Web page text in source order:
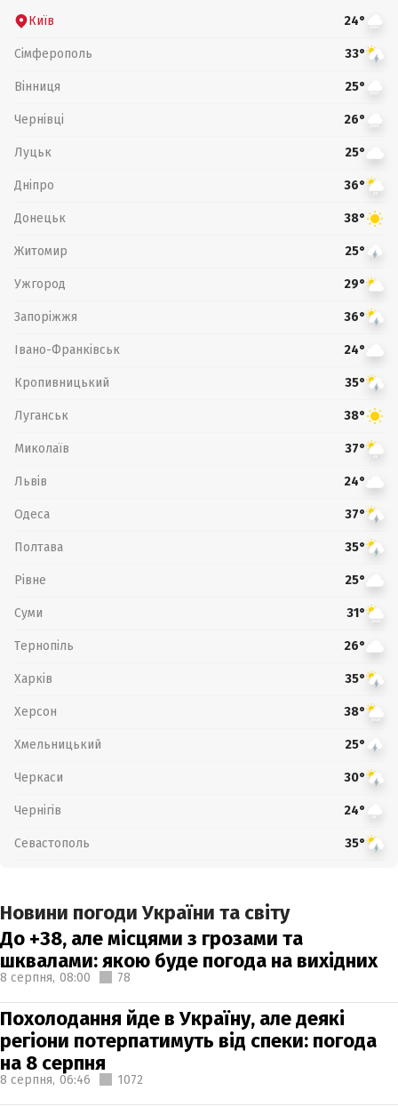
Київ 24°
Сімферополь 33°
Вінниця 25°
Чернівці 26°
Луцьк 25°
Дніпро 36°
Донецьк 38°
Житомир 25°
Ужгород 29°
Запоріжжя 36°
Івано-Франківськ 24°
Кропивницький 35°
Луганськ 38°
Миколаїв 37°
Львів 24°
Одеса 37°
Полтава 35°
Рівне 25°
Суми 31°
Тернопіль 26°
Харків 35°
Херсон 38°
Хмельницький 25°
Черкаси 30°
Чернігів 24°
Севастополь 35°
Новини погоди України та світу
До +38, але місцями з грозами та
шквалами: якою буде погода на вихідних
8 серпня, 08:00 78
Похолодання йде в Україну, але деякі
регіони потерпатимуть від спеки: погода
на 8 серпня
8 серпня, 06:46 1072